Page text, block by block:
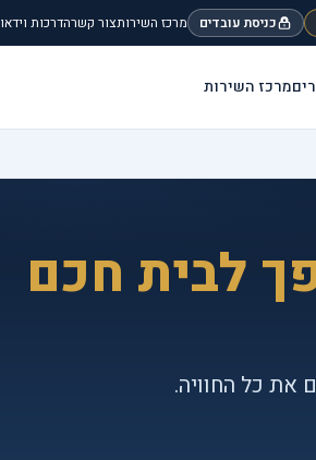
כניסת עובדים מרכז השירותצור קשרהדרכות וידאו
מרכז השירות
לבית חכם
את כל החוויה.